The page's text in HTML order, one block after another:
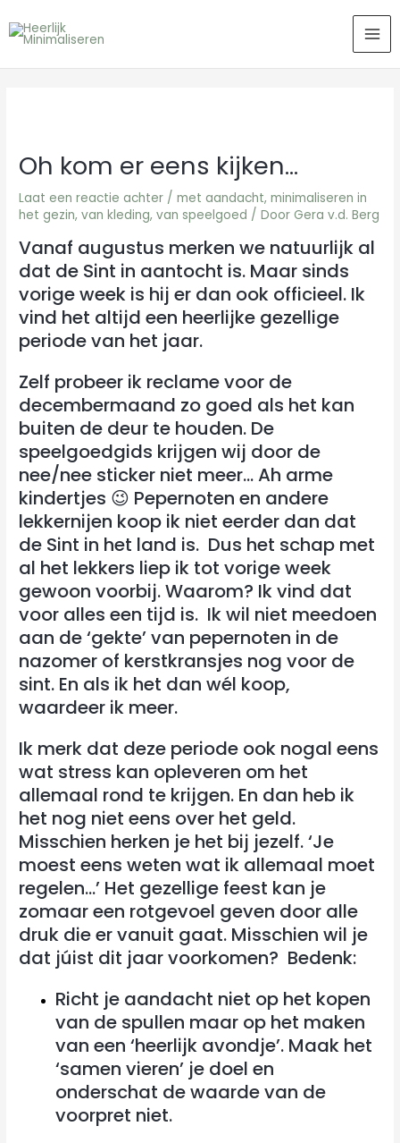
naar
Oh kom er eens kijken…
Laat een reactie achter /met aandacht,minimaliseren in
het gezin,van kleding,van speelgoed / Door Gera v.d. Berg
Vanaf augustus merken we natuurlijk al
dat de Sint in aantocht is. Maar sinds
vorige week is hij er dan ook officieel. Ik
vind het altijd een heerlijke gezellige
periode van het jaar.
Zelf probeer ik reclame voor de
decembermaand zo goed als het kan
buiten de deur te houden. De
speelgoedgids krijgen wij door de
nee/nee sticker niet meer… Ah arme
kindertjes 😉 Pepernoten en andere
lekkernijen koop ik niet eerder dan dat
de Sint in het land is. Dus het schap met
al het lekkers liep ik tot vorige week
gewoon voorbij. Waarom? Ik vind dat
voor alles een tijd is. Ik wil niet meedoen
aan de ‘gekte’ van pepernoten in de
nazomer of kerstkransjes nog voor de
sint. En als ik het dan wél koop,
waardeer ik meer.
Ik merk dat deze periode ook nogal eens
wat stress kan opleveren om het
allemaal rond te krijgen. En dan heb ik
het nog niet eens over het geld.
Misschien herken je het bij jezelf. ‘Je
moest eens weten wat ik allemaal moet
regelen…’ Het gezellige feest kan je
zomaar een rotgevoel geven door alle
druk die er vanuit gaat. Misschien wil je
dat júist dit jaar voorkomen? Bedenk:
Richt je aandacht niet op het kopen
van de spullen maar op het maken
van een ‘heerlijk avondje’. Maak het
‘samen vieren’ je doel en
onderschat de waarde van de
voorpret niet.